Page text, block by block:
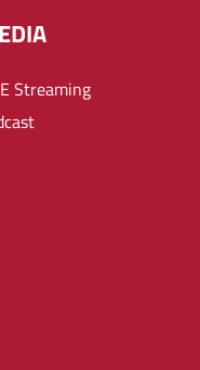
Streaming